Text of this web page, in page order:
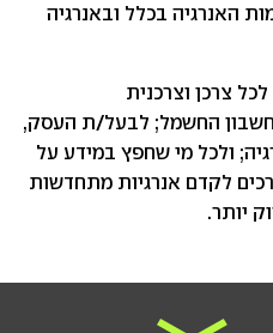
האנרגיה בכלל ובאנרגיה
צרכן וצרכנית
חשבון החשמל; לבעל/ת העסק,
ולכל מי שחפץ במידע על
לקדם אנרגיות מתחדשות
יותר.